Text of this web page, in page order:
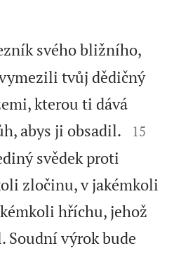
svého bližního,
tvůj dědičný
kterou ti dává
abys ji obsadil.


15
svědek proti
zločinu, v jakémkoli
hříchu, jehož
Soudní výrok bude